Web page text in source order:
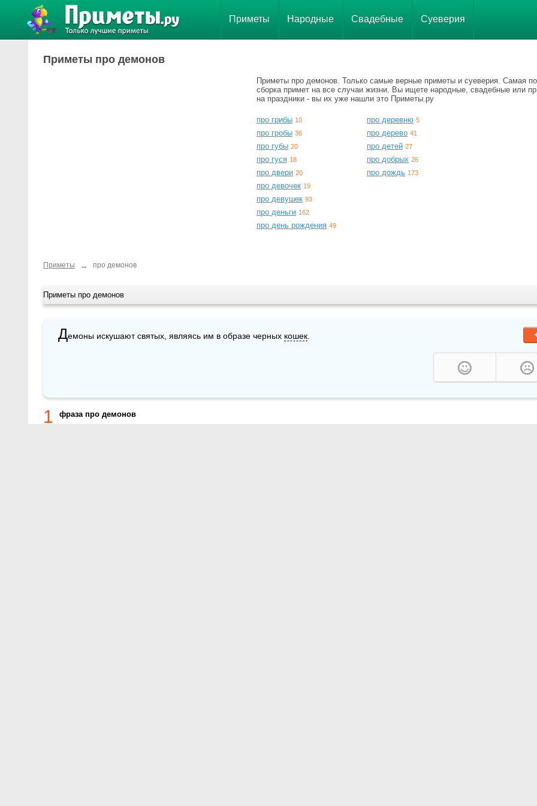
Приметы Народные Свадебные Суеверия
Приметы про демонов
Приметы про демонов. Только самые верные приметы и суеверия. Самая
сборка примет на все случаи жизни. Вы ищете народные, свадебные или
на праздники - вы их уже нашли это Приметы.ру
про грибы 10
про гробы 36
про губы 20
про гуся 18
про двери 20
про девочек 19
про девушек 93
про деньги 162
про день рождения 49
про деревню 5
про дерево 41
про детей 27
про добрых 26
про дождь 173
Приметы → про демонов
Приметы про демонов
Демоны искушают святых, являясь им в образе черных кошек
1 фраза про демонов